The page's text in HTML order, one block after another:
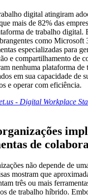
digital atingiram
mais de 82% das
de trabalho digital.
como Microsoft
especializadas para
e compartilhamento de
nenhuma plataforma de
em sua capacidade de
e operar com eficiência.
- Digital Workplace
de
não depende de
mostram que
três ou mais
de trabalho híbrido.